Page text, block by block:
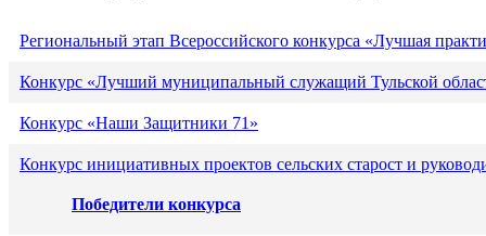
Региональный этап Всероссийского конкурса «Лучшая
Конкурс «Лучший муниципальный служащий Тульской
Конкурс «Наши Защитники 71»
Конкурс инициативных проектов сельских старост и
Победители конкурса